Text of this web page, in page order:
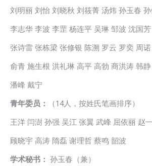
刘明丽 刘怡 刘晓秋 刘筱菁 汤炜 孙玉春
李志华 李波 李罡 杨连平 吴琳 邹波 沈国
张诗雷 张栋梁 张修银 陈溯 罗云 罗奕 周
俞青 施生根 洪礼琳 高平 高勃 商洪涛 韩
潘峰 戴宁
青年委员： （14人，按姓氏笔画排序）
王洋 闫澍 孙强 吴江 张翼 武峰 屈依丽 赵
顾晓宇 高涛 隋磊 谢理哲 蔡鸣 韶波
学术秘书： 孙玉春（兼）